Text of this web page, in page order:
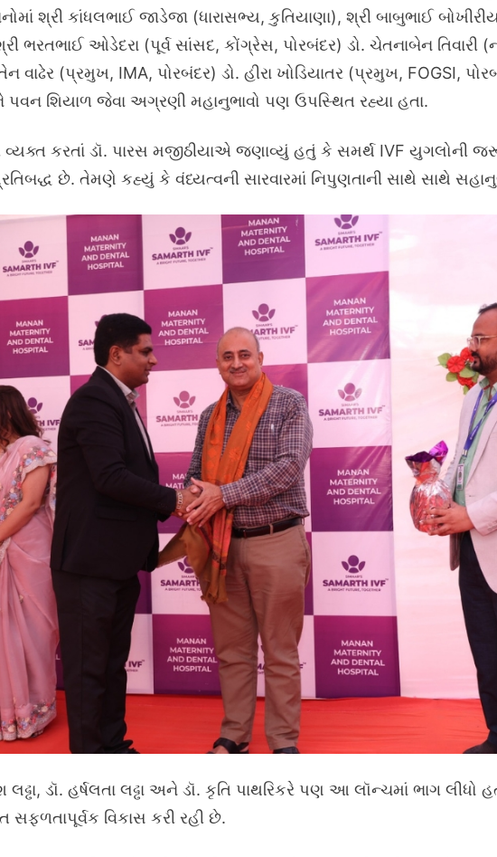
શ્રી કાંધલભાઈ જાડેજા (ધારાસભ્ય, કુતિયાણા), શ્રી બાબુભાઈ
ભરતભાઈ ઓડેદરા (પૂર્વ સાંસદ, કોંગ્રેસ, પોરબંદર) ડો. ચેતનાબેન તિવારી
(પ્રમુખ, IMA, પોરબંદર) ડો. હીરા ખોડિયાતર (પ્રમુખ, FOGSI,
પવન શિયાળ જેવા અગ્રણી મહાનુભાવો પણ ઉપસ્થિત રહ્યા હતા.
કરતાં ડૉ. પારસ મજીઠીયાએ જણાવ્યું હતું કે સમર્થ IVF યુગલોની
પ્રતિબદ્ધ છે. તેમણે કહ્યું કે વંધ્યત્વની સારવારમાં નિપુણતાની સાથે સાથે
ડૉ. હર્ષલતા લઢ્ઢા અને ડૉ. કૃતિ પાથરિકરે પણ આ લૉન્ચમાં ભાગ લીધો
સફળતાપૂર્વક વિકાસ કરી રહી છે.